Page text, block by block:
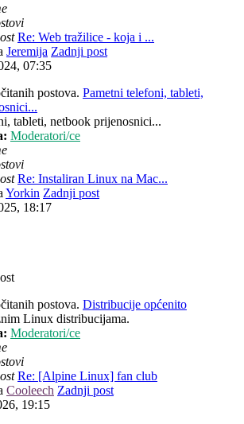
Re: Web tražilice - koja i ...
Jeremija Zadnji post
07:35
Pametni telefoni, tableti,
tableti, netbook prijenosnici...
Moderatori/ce
Re: Instaliran Linux na Mac...
Yorkin Zadnji post
18:17
Distribucije općenito
Linux distribucijama.
Moderatori/ce
Re: [Alpine Linux] fan club
Cooleech Zadnji post
19:15